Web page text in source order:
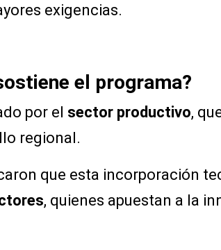
exigencias.
el programa?
por el sector productivo,
regional.
que esta incorporación
, quienes apuestan a la